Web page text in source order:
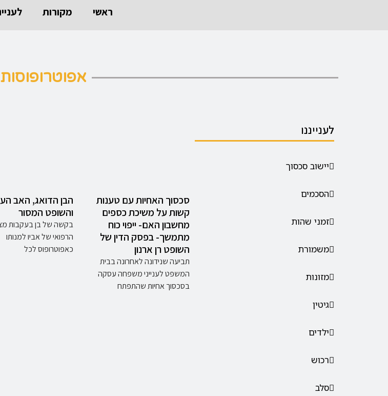
ראשי מקורות
אפוטרופוסות
לענייננו
יישוב סכסוך
הסכמים
זמני שהות
משמורת
מזונות
גיטין
ילדים
רכוש
סלב
סכסוך האחיות עם טענות
קשות על משיכת כספים
מחשבון האם- ייפוי כוח
מתמשך- בפסק הדין של
השופט רן ארנון
תביעה שנידונה לאחרונה בבית
המשפט לענייני משפחה עסקה
בסכסוך אחיות שהתפתח
הבן הדואג, האב
והשופט המסור
בקשה של בן בעקבות
הרפואי של אביו למנותו
כאפוטרופוס לכל